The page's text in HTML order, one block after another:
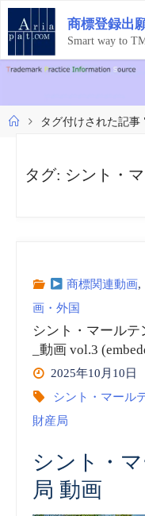
コ
テ
ン
ツ
ス
キ
商標登録出
Smart way to
ホ
タグ付けされた記
タグ: シント・
商標関連動画,
画・外国
シント・マールテ
_動画 vol.3
2025年10月10日
シント・マール
財産局
シント・
局 動画